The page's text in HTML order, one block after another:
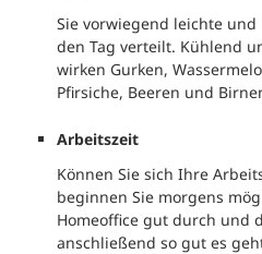
Sie vorwiegend leichte
den Tag verteilt. Kühlend
wirken Gurken,
Pfirsiche, Beeren und
Arbeitszeit
Können Sie sich Ihre
beginnen Sie morgens
Homeoffice gut durch und
anschließend so gut es